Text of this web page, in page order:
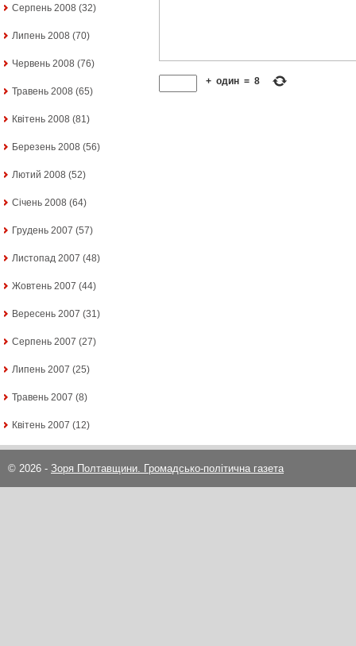
Серпень 2008 (32)
Липень 2008 (70)
Червень 2008 (76)
Травень 2008 (65)
Квітень 2008 (81)
Березень 2008 (56)
Лютий 2008 (52)
Січень 2008 (64)
Грудень 2007 (57)
Листопад 2007 (48)
Жовтень 2007 (44)
Вересень 2007 (31)
Серпень 2007 (27)
Липень 2007 (25)
Травень 2007 (8)
Квітень 2007 (12)
+ один = 8
© 2026 - Зоря Полтавщини. Громадсько-політична газета